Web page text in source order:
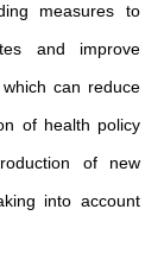
measures to
and improve
can reduce
of health policy
of new
into account